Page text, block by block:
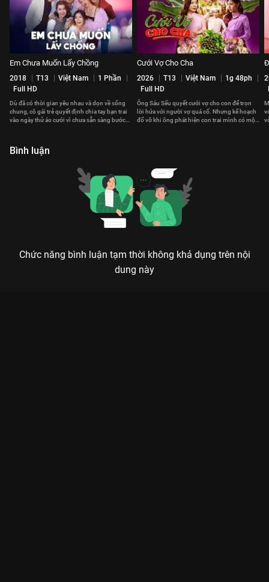
Em Chưa Muốn Lấy Chồng
2018 T13 Việt Nam
1 Phần
Full HD
Dù đã có thời gian yêu nhau và dọn về sống
chung, cô gái trẻ quyết định chia tay bạn trai
vào ngày thử áo cưới vì chưa sẵn sàng bước
Cưới Vợ Cho Cha
2026 T13 Việt Nam
1g 48ph
Full HD
Ông Sáu Sếu quyết cưới vợ cho con để trọn
lời hứa với người vợ quá cố. Nhưng kế hoạch
đổ vỡ khi ông phát hiện con trai mình có một
Bình luận
Chức năng bình luận tạm thời không khả dụng trên nội
dung này